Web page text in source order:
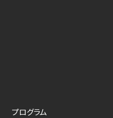
プログラム